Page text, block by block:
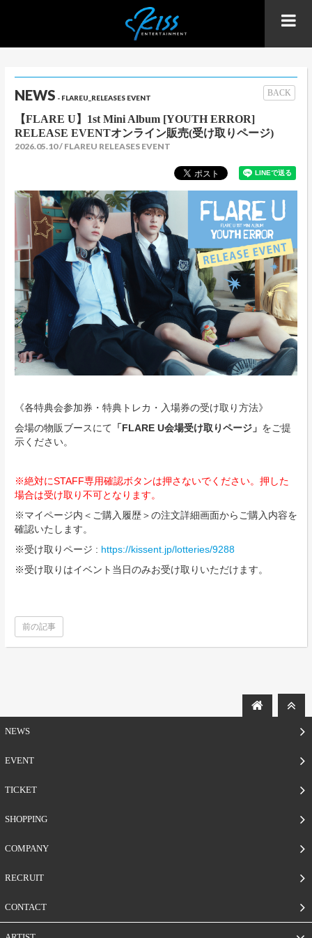
NEWS - FLAREU_RELEASES EVENT BACK
【FLARE U】1st Mini Album [YOUTH ERROR]
RELEASE EVENTオンライン販売(受け取りページ)
2026.05.10 FLAREU RELEASES EVENT
《各特典会参加券・特典トレカ・入場券の受け取り方法》
会場の物販ブースにて 「FLARE U会場受け取りページ」 をご提
示ください。
※絶対にSTAFF専用確認ボタンは押さないでください。押した
場合は受け取り不可となります。
※マイページ内＜ご購入履歴＞の注文詳細画面からご購入内容を
確認いたします。
※受け取りページ : https://kissent.jp/lotteries/9288
※受け取りはイベント当日のみお受け取りいただけます。
前の記事
NEWS
EVENT
TICKET
SHOPPING
COMPANY
RECRUIT
CONTACT